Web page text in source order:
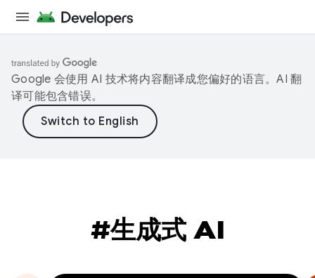
Google 会使用 AI 技术将内容翻译成您偏好的语言。AI 翻
译可能包含错误。
#生成式 AI